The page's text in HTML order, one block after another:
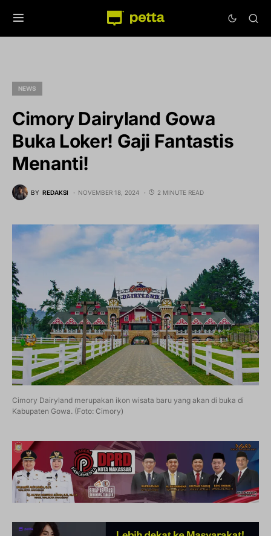
NEWS
Cimory Dairyland Gowa
Buka Loker! Gaji Fantastis
Menanti!
BY REDAKSI NOVEMBER 18, 2024 2 MINUTE READ
Cimory Dairyland merupakan ikon wisata baru yang akan di buka di
Kabupaten Gowa. (Foto: Cimory)